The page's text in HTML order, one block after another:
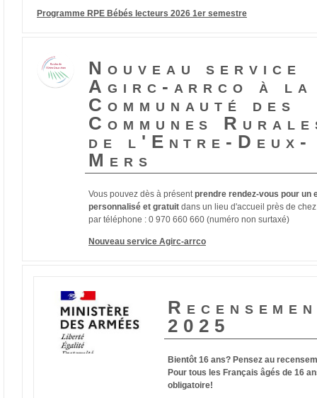
Programme RPE Bébés lecteurs 2026 1er semestre
Nouveau service
Agirc-arrco à la
Communauté des
Communes
de l'Entre-Deux-
Mers
Vous pouvez dès à présent prendre rendez-vous pour un
personnalisé et gratuit dans un lieu d'accueil près de
par téléphone : 0 970 660 660 (numéro non surtaxé)
Nouveau service Agirc-arrco
2025
Bientôt 16 ans? Pensez au
Pour tous les Français âgés de 16
obligatoire!